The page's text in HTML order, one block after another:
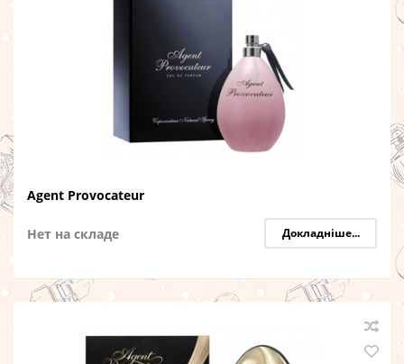
Agent Provocateur
Нет на складе Докладніше...